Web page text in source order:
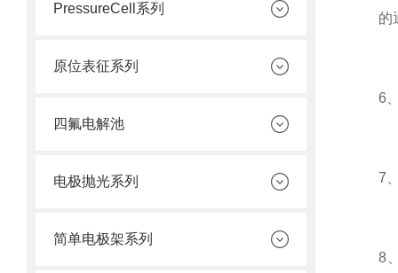
PressureCell系列
原位表征系列
四氟电解池
电极抛光系列
简单电极架系列
的
6、该
7、
8、